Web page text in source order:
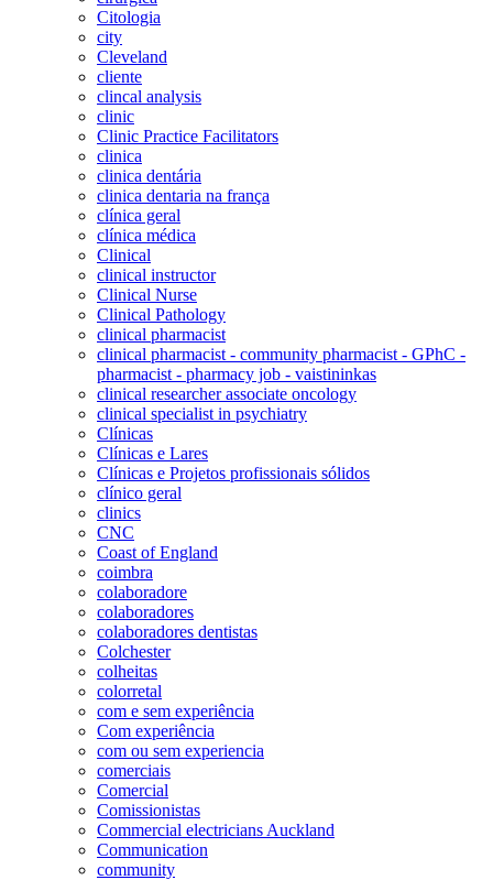
Citologia
city
Cleveland
cliente
clincal analysis
clinic
Clinic Practice Facilitators
clinica
clinica dentária
clinica dentaria na frança
clínica geral
clínica médica
Clinical
clinical instructor
Clinical Nurse
Clinical Pathology
clinical pharmacist
clinical pharmacist - community pharmacist - GPhC -
pharmacist - pharmacy job - vaistininkas
clinical researcher associate oncology
clinical specialist in psychiatry
Clínicas
Clínicas e Lares
Clínicas e Projetos profissionais sólidos
clínico geral
clinics
CNC
Coast of England
coimbra
colaboradore
colaboradores
colaboradores dentistas
Colchester
colheitas
colorretal
com e sem experiência
Com experiência
com ou sem experiencia
comerciais
Comercial
Comissionistas
Commercial electricians Auckland
Communication
community